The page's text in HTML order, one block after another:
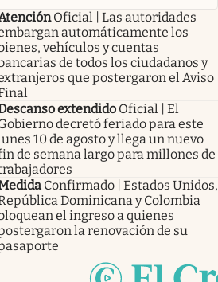
Oficial | Las autoridades
automáticamente los
vehículos y cuentas
de todos los ciudadanos y
que postergaron el Aviso
extendido Oficial | El
decretó feriado para este
10 de agosto y llega un nuevo
de semana largo para millones de
Confirmado | Estados Unidos,
Dominicana y Colombia
el ingreso a quienes
la renovación de su